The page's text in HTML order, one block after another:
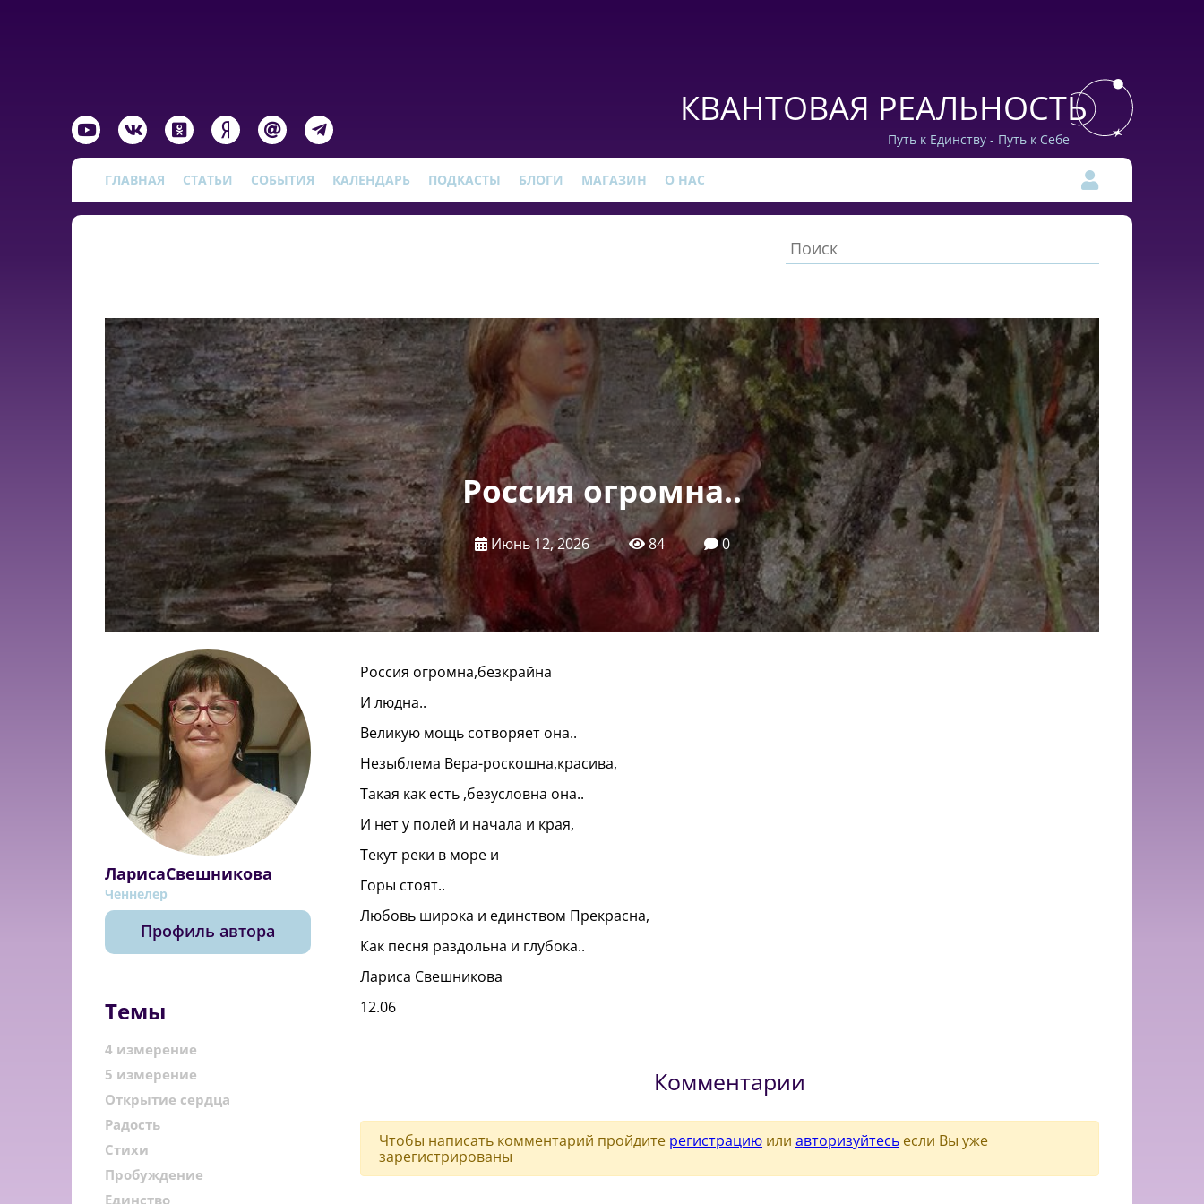
КВАНТОВАЯ РЕАЛЬНОСТЬ
Путь к Единству - Путь к Себе
ГЛАВНАЯ СТАТЬИ СОБЫТИЯ КАЛЕНДАРЬ ПОДКАСТЫ БЛОГИ МАГАЗИН О НАС
Россия огромна..
Июнь 12, 2026 84 0
ЛарисаСвешникова
Ченнелер
Профиль автора
Темы
4 измерение
5 измерение
Открытие сердца
Радость
Стихи
Пробуждение
Единство
Россия огромна,безкрайна
И людна..
Великую мощь сотворяет она..
Незыблема Вера-роскошна,красива,
Такая как есть ,безусловна она..
И нет у полей и начала и края,
Текут реки в море и
Горы стоят..
Любовь широка и единством Прекрасна,
Как песня раздольна и глубока..
Лариса Свешникова
12.06
Комментарии
Чтобы написать комментарий пройдите регистрацию или авторизуйтесь если Вы уже
зарегистрированы